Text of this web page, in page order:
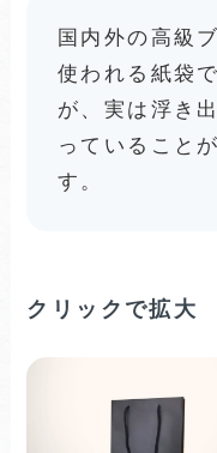
国内外の高級
使われる紙袋
が、実は浮き
っていること
す。
クリックで拡大